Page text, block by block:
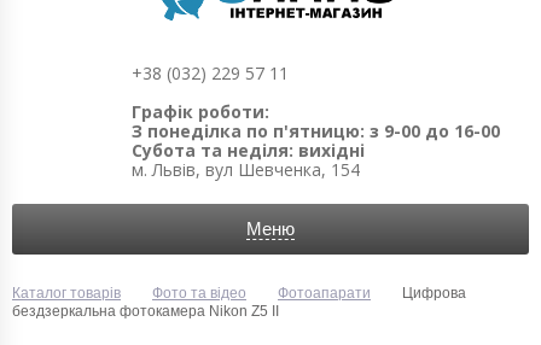
+38 (032) 229 57 11
Графік роботи:
З понеділка по п'ятницю: з 9-00 до 16-00
Субота та неділя: вихідні
м. Львів, вул Шевченка, 154
Меню
Каталог товарів Фото та відео Фотоапарати
Цифрова
бездзеркальна фотокамера Nikon Z5 II